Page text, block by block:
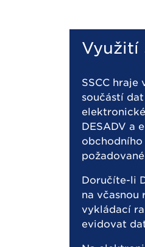
Využití
SSCC
součástí
DESADV a
obchodního
Doručíte-li
na včasnou
vykládací
evidovat